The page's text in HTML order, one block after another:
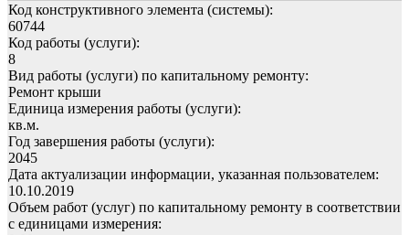
Код конструктивного элемента (системы):
60744
Код работы (услуги):
8
Вид работы (услуги) по капитальному ремонту:
Ремонт крыши
Единица измерения работы (услуги):
кв.м.
Год завершения работы (услуги):
2045
Дата актуализации информации, указанная пользователем:
10.10.2019
Объем работ (услуг) по капитальному ремонту в соответствии
с единицами измерения: